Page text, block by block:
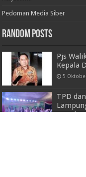
Pedoman Media Siber
Random Posts
Pjs
Kepala
5
TPD
Rangka